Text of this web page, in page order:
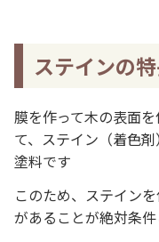
ステインの
膜を作って木の表面
て、ステイン（着色
塗料です
このため、ステイン
があることが絶対条